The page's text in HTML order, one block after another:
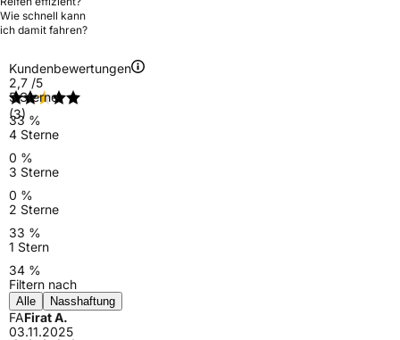
Wie schnell kann
ich damit fahren?
Kundenbewertungen
2,7 /5
(3)
5 Sterne
33 %
4 Sterne
0 %
3 Sterne
0 %
2 Sterne
33 %
1 Stern
34 %
Filtern nach
Alle Nasshaftung
FAFirat A.
03.11.2025